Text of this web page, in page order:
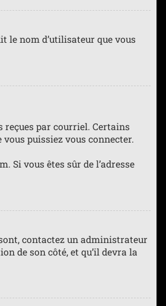
le nom d’utilisateur que vous
reçues par courriel. Certains
puissiez vous connecter.
Si vous êtes sûr de l’adresse
contactez un administrateur
de son côté, et qu’il devra la